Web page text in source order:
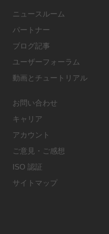
ニュースルーム
パートナー
ブログ記事
ユーザーフォーラム
動画とチュートリアル
お問い合わせ
キャリア
アカウント
ご意見・ご感想
ISO 認証
サイトマップ